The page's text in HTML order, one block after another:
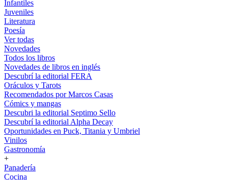
Infantiles
Juveniles
Literatura
Poesía
Ver todas
Novedades
Todos los libros
Novedades de libros en inglés
Descubrí la editorial FERA
Oráculos y Tarots
Recomendados por Marcos Casas
Cómics y mangas
Descubri la editorial Septimo Sello
Descubrí la editorial Alpha Decay
Oportunidades en Puck, Titania y Umbriel
Vinilos
Gastronomía
+
Panadería
Cocina